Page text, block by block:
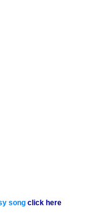
song click here